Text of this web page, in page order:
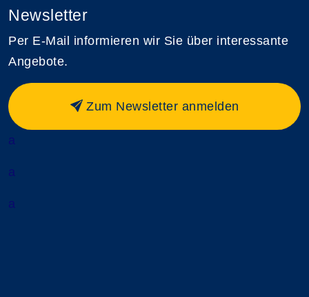
Newsletter
Per E-Mail informieren wir Sie über interessante
Angebote.
Zum Newsletter anmelden
a
a
a